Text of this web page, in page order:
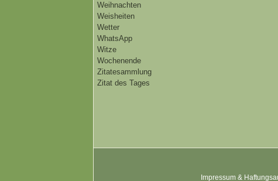
Weihnachten
Weisheiten
Wetter
WhatsApp
Witze
Wochenende
Zitatesammlung
Zitat des Tages
Impressum &